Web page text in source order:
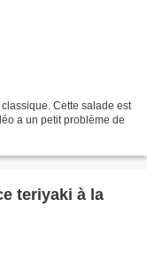
Cette salade est
a un petit problème de
teriyaki à la